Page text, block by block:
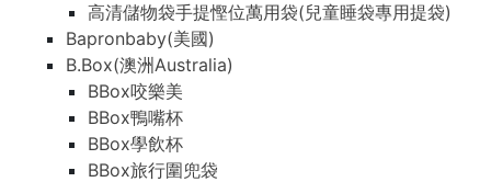
高清儲物袋手提慳位萬用袋(兒童睡袋專用提袋)
Bapronbaby(美國)
B.Box(澳洲Australia)
BBox咬樂美
BBox鴨嘴杯
BBox學飲杯
BBox旅行圍兜袋